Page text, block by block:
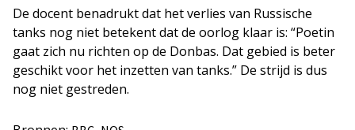
De docent benadrukt dat het verlies van Russische
tanks nog niet betekent dat de oorlog klaar is: “Poetin
gaat zich nu richten op de Donbas. Dat gebied is beter
geschikt voor het inzetten van tanks.” De strijd is dus
nog niet gestreden.